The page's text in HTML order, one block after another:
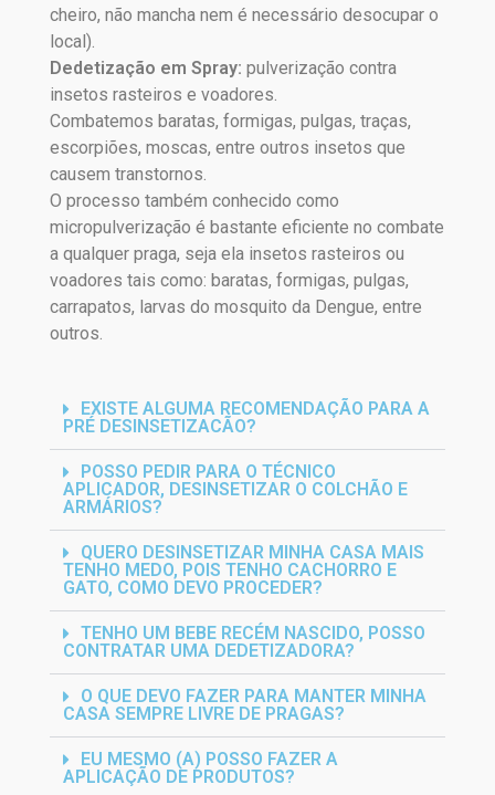
cheiro, não mancha nem é necessário desocupar o
local).
Dedetização em Spray: pulverização contra
insetos rasteiros e voadores.
Combatemos baratas, formigas, pulgas, traças,
escorpiões, moscas, entre outros insetos que
causem transtornos.
O processo também conhecido como
micropulverização é bastante eficiente no combate
a qualquer praga, seja ela insetos rasteiros ou
voadores tais como: baratas, formigas, pulgas,
carrapatos, larvas do mosquito da Dengue, entre
outros.
EXISTE ALGUMA RECOMENDAÇÃO PARA A
PRÉ DESINSETIZACÃO?
POSSO PEDIR PARA O TÉCNICO
APLICADOR, DESINSETIZAR O COLCHÃO E
ARMÁRIOS?
QUERO DESINSETIZAR MINHA CASA MAIS
TENHO MEDO, POIS TENHO CACHORRO E
GATO, COMO DEVO PROCEDER?
TENHO UM BEBE RECÉM NASCIDO, POSSO
CONTRATAR UMA DEDETIZADORA?
O QUE DEVO FAZER PARA MANTER MINHA
CASA SEMPRE LIVRE DE PRAGAS?
EU MESMO (A) POSSO FAZER A
APLICAÇÃO DE PRODUTOS?